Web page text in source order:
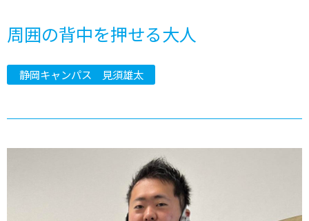
周囲の背中を押せる大人
静岡キャンパス 見須雄太